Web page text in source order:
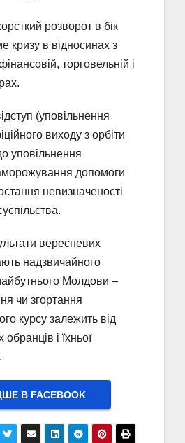
розворот в бік
кризу в відносинах з
торговельній і
(уповільнення
виходу з орбіти
уповільнення
допомоги
невизначеності
вересневих
надзвичайного
Молдови –
чи згортання
курсу залежить від
і їхньої
В FACEBOOK